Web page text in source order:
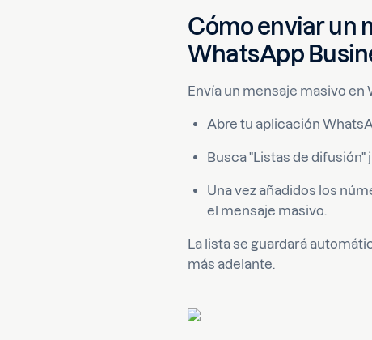
Cómo enviar un
WhatsApp
Envía un mensaje masivo en
Abre tu aplicación
Busca "Listas de
Una vez añadidos los
el mensaje masivo.
La lista se guardará
más adelante.